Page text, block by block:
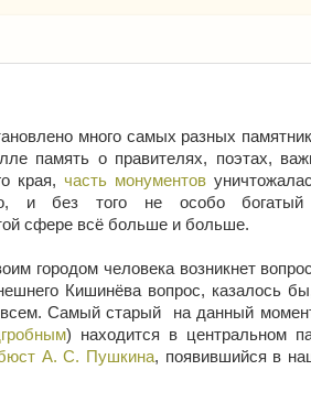
много самых разных
память о правителях, поэтах,
края, часть монументов
и без того не особо
сфере всё больше и больше.
городом человека возникнет
Кишинёва вопрос, казалось
всем. Самый старый на данный
) находится в центральном
А. С. Пушкина, появившийся в